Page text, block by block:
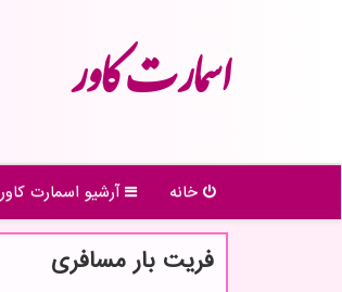
اسمارت كاور
خانه آرشیو اسمارت كاور
فریت بار مسافری